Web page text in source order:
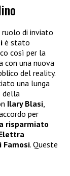
ruolo di inviato
è stato
così per la
con una nuova
del reality.
una lunga
della
Ilary Blasi,
per
risparmiato
Famosi. Queste